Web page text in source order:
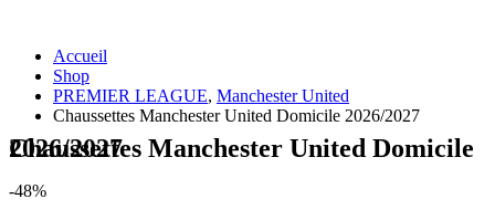
Accueil
Shop
PREMIER LEAGUE, Manchester United
Chaussettes Manchester United Domicile 2026/2027
Chaussettes Manchester United Domicile 2026/2027
-48%